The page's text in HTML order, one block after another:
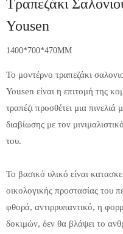
Τραπεζάκι
Yousen
1400*700*470MM
Το μοντέρνο τραπεζάκι
Yousen είναι η επιτομή της
τραπέζι προσθέτει μια
διαβίωσης με τον
του.
Το βασικό υλικό είναι
οικολογικής προστασίας του
φθορά, αντιρρυπαντικό, η
δοκιμών, δεν θα βλάψει το